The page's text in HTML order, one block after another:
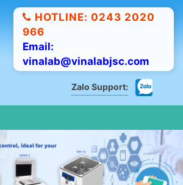
HOTLINE: 0243 2020
966
Email:
vinalab@vinalabjsc.com
Zalo Support: